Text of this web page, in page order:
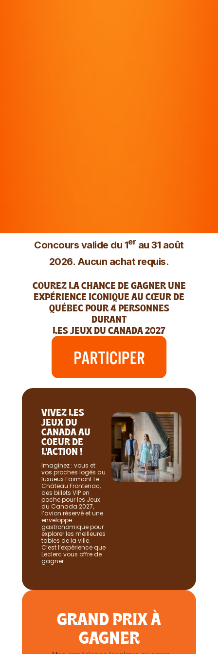
Concours valide du 1erau 31 août
2026. Aucun achat requis.
COUREZ LA CHANCE DE GAGNER UNE
EXPÉRIENCE ICONIQUE AU CŒUR DE
QUÉBEC POUR 4 PERSONNES
DURANT
LES JEUX DU CANADA 2027
VIVEZ LES
JEUX DU
CANADA AU
COEUR DE
L'ACTION !
Imaginez : vous et
vos proches logés au
luxueux Fairmont Le
Château Frontenac,
des billets VIP en
poche pour les Jeux
du Canada 2027,
l’avion réservé et une
enveloppe
gastronomique pour
explorer les meilleures
tables de la ville.
C’est l’expérience que
Leclerc vous offre de
gagner.
GRAND PRIX À
GAGNER